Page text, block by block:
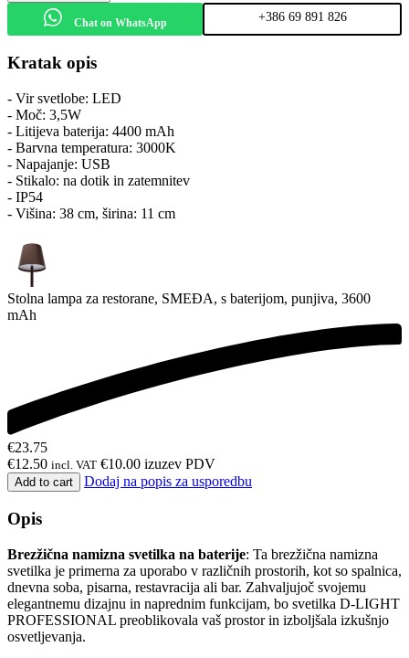
Chat on WhatsApp +386 69 891 826
Kratak opis
- Vir svetlobe: LED
- Moč: 3,5W
- Litijeva baterija: 4400 mAh
- Barvna temperatura: 3000K
- Napajanje: USB
- Stikalo: na dotik in zatemnitev
- IP54
- Višina: 38 cm, širina: 11 cm
Stolna lampa za restorane, SMEĐA, s baterijom, punjiva, 3600
mAh
€23.75
€12.50 incl. VAT €10.00 izuzev PDV
Add to cart Dodaj na popis za usporedbu
Opis
Brezžična namizna svetilka na baterije: Ta brezžična namizna
svetilka je primerna za uporabo v različnih prostorih, kot so spalnica,
dnevna soba, pisarna, restavracija ali bar. Zahvaljujoč svojemu
elegantnemu dizajnu in naprednim funkcijam, bo svetilka D-LIGHT
PROFESSIONAL preoblikovala vaš prostor in izboljšala izkušnjo
osvetljevanja.